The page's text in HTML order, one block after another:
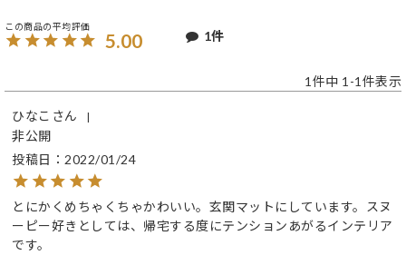
5.00 1
1 件中 1 -1 件表示
ひなこ
非公開
投稿日
2022/01/24
とにかくめちゃくちゃかわいい。玄関マットにしています。スヌ
ーピー好きとしては、帰宅する度にテンションあがるインテリア
です。